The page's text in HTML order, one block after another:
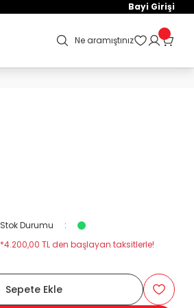
Bayi Girişi
Ne aramıştınız
Stok Durumu
*4.200,00 TL den başlayan taksitlerle!
Sepete Ekle